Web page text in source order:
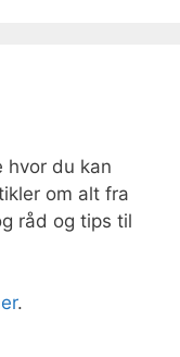
hvor du kan
om alt fra
råd og tips til
.